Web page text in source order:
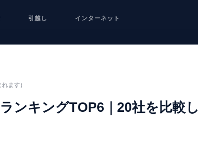
引越し インターネット
ます）
ンキングTOP6｜20社を比較し